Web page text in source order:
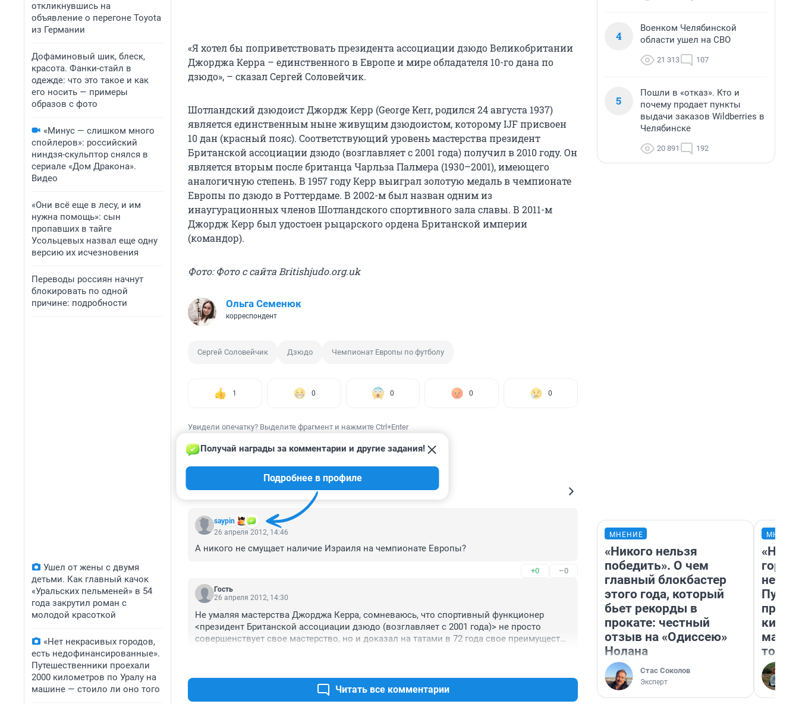
откликнувшись на
объявление о перегоне Toyota
из Германии
Дофаминовый шик, блеск,
красота. Фанки-стайл в
одежде: что это такое и как
его носить — примеры
образов с фото
«Минус — слишком много
спойлеров»: российский
ниндзя-скульптор снялся в
сериале «Дом Дракона».
Видео
«Они всё еще в лесу, и им
нужна помощь»: сын
пропавших в тайге
Усольцевых назвал еще одну
версию их исчезновения
Переводы россиян начнут
блокировать по одной
причине: подробности
Ушел от жены с двумя
детьми. Как главный качок
«Уральских пельменей» в 54
года закрутил роман с
молодой красоткой
«Нет некрасивых городов,
есть недофинансированные».
Путешественники проехали
2000 километров по Уралу на
машине — стоило ли оно того
«Я хотел бы поприветствовать президента ассоциации дзюдо Великобритании
Джорджа Керра – единственного в Европе и мире обладателя 10-го дана по
дзюдо», – сказал Сергей Соловейчик.
Шотландский дзюдоист Джордж Керр (George Kerr, родился 24 августа 1937)
является единственным ныне живущим дзюдоистом, которому IJF присвоен
10 дан (красный пояс). Соответствующий уровень мастерства президент
Британской ассоциации дзюдо (возглавляет с 2001 года) получил в 2010 году. Он
является вторым после британца Чарльза Палмера (1930–2001), имеющего
аналогичную степень. В 1957 году Керр выиграл золотую медаль в чемпионате
Европы по дзюдо в Роттердаме. В 2002-м был назван одним из
инаугурационных членов Шотландского спортивного зала славы. В 2011-м
Джордж Керр был удостоен рыцарского ордена Британской империи
(командор).
Фото: Фото с сайта Britishjudo.org.uk
Ольга Семенюк
корреспондент
Сергей Соловейчик Дзюдо Чемпионат Европы по футболу
1 0 0 0 0
Увидели опечатку? Выделите фрагмент и нажмите Ctrl+Enter
КОММЕНТАРИИ 5
saypin
Получай награды за комментарии и другие задания!
Подробнее в профиле
26 апреля 2012, 14:46
А никого не смущает наличие Израиля на чемпионате Европы?
+0 –0
Гость
26 апреля 2012, 14:30
Не умаляя мастерства Джорджа Керра, сомневаюсь, что спортивный функционер
<президент Британской ассоциации дзюдо (возглавляет с 2001 года)> не просто
совершенствует свое мастерство, но и доказал на татами в 72 года свое преимущество
Читать все комментарии
4
Военком Челябинской
области ушел на СВО
21 313 107
5
Пошли в «отказ». Кто и
почему продает пункты
выдачи заказов Wildberries в
Челябинске
20 891 192
МНЕНИЕ
«Никого нельзя
победить». О чем
главный блокбастер
этого года, который
бьет рекорды в
прокате: честный
отзыв на «Одиссею»
Нолана
Стас Соколов
Эксперт
«Нет
того